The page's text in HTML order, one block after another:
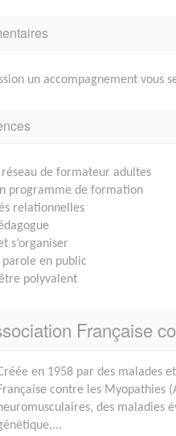
un accompagnement vous
de formateur adultes
programme de formation
relationnelles
s’organiser
en public
polyvalent
Française
en 1958 par des malades
contre les Myopathies
des maladies